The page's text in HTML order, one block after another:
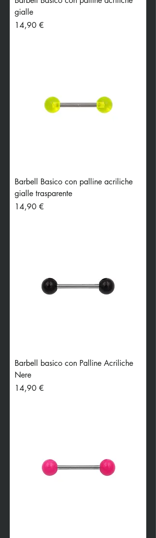
gialle
Preis
14,90 €
Barbell Basico con palline acriliche
gialle trasparente
Preis
14,90 €
Barbell basico con Palline Acriliche
Nere
Preis
14,90 €